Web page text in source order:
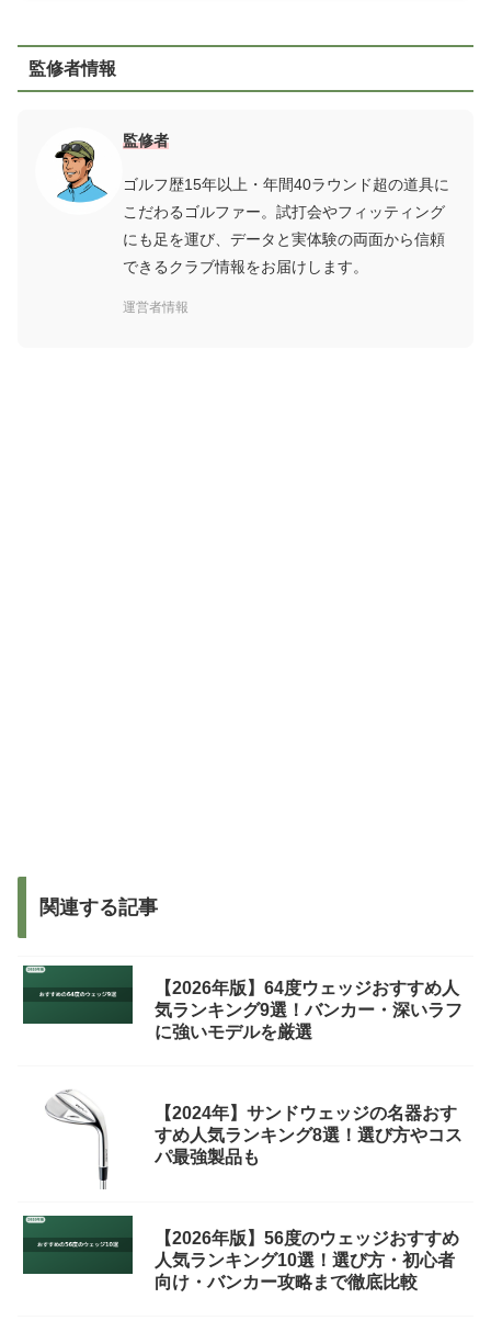
監修者情報
監修者
ゴルフ歴15年以上・年間40ラウンド超の道具に
こだわるゴルファー。試打会やフィッティング
にも足を運び、データと実体験の両面から信頼
できるクラブ情報をお届けします。
運営者情報
関連する記事
【2026年版】64度ウェッジおすすめ人
気ランキング9選！バンカー・深いラフ
に強いモデルを厳選
【2024年】サンドウェッジの名器おす
すめ人気ランキング8選！選び方やコス
パ最強製品も
【2026年版】56度のウェッジおすすめ
人気ランキング10選！選び方・初心者
向け・バンカー攻略まで徹底比較